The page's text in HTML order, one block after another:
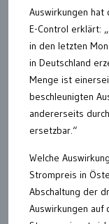
Auswirkungen hat
E-Control erklärt:
in den letzten
in Deutschland
Menge ist
beschleunigten
andererseits
ersetzbar.“
Welche
Strompreis in
Abschaltung der
Auswirkungen